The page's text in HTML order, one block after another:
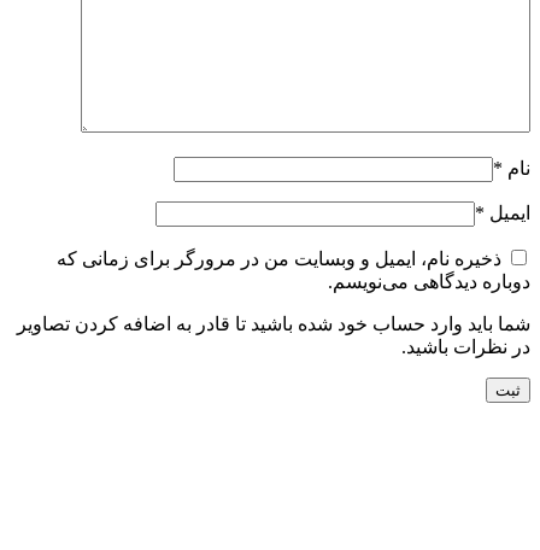
نام *
ایمیل *
ذخیره نام، ایمیل و وبسایت من در مرورگر برای زمانی که
دوباره دیدگاهی می‌نویسم.
شما باید وارد حساب خود شده باشید تا قادر به اضافه کردن تصاویر
در نظرات باشید.